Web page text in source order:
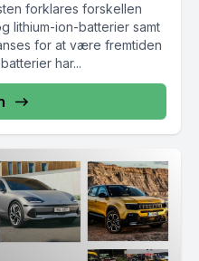
forklares forskellen
lithium-ion-batterier samt
for at være fremtiden
har...